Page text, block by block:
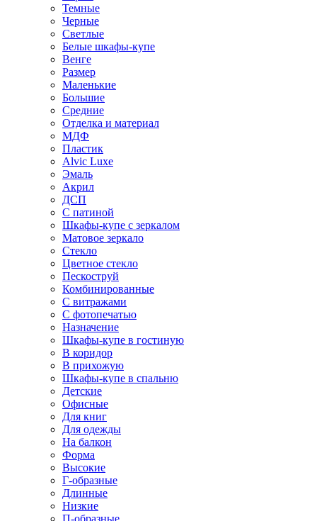
Темные
Черные
Светлые
Белые шкафы-купе
Венге
Размер
Маленькие
Большие
Средние
Отделка и материал
МДФ
Пластик
Alvic Luxe
Эмаль
Акрил
ДСП
С патиной
Шкафы-купе с зеркалом
Матовое зеркало
Стекло
Цветное стекло
Пескоструй
Комбинированные
С витражами
С фотопечатью
Назначение
Шкафы-купе в гостиную
В коридор
В прихожую
Шкафы-купе в спальню
Детские
Офисные
Для книг
Для одежды
На балкон
Форма
Высокие
Г-образные
Длинные
Низкие
П-образные